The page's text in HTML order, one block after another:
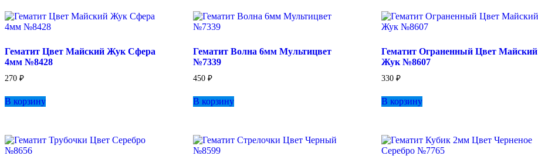
Гематит Цвет Майский Жук Сфера
4мм №8428
270 ₽
В корзину
Гематит Волна 6мм Мультицвет
№7339
450₽
В корзину
Гематит Ограненный Цвет Майский
Жук №8607
330₽
В корзину